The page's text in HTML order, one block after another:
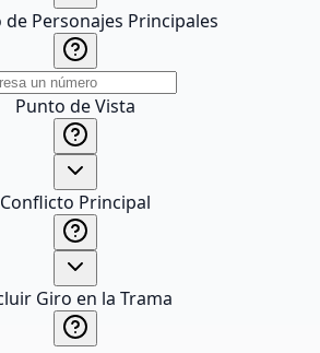
Personajes Principales
Punto de Vista
Conflicto Principal
Giro en la Trama